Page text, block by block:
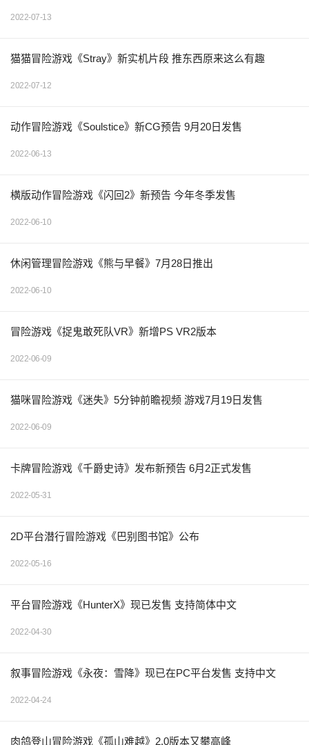
2022-07-13
猫猫冒险游戏《Stray》新实机片段 推东西原来这么有趣
2022-07-12
动作冒险游戏《Soulstice》新CG预告 9月20日发售
2022-06-13
横版动作冒险游戏《闪回2》新预告 今年冬季发售
2022-06-10
休闲管理冒险游戏《熊与早餐》7月28日推出
2022-06-10
冒险游戏《捉鬼敢死队VR》新增PS VR2版本
2022-06-09
猫咪冒险游戏《迷失》5分钟前瞻视频 游戏7月19日发售
2022-06-09
卡牌冒险游戏《千爵史诗》发布新预告 6月2正式发售
2022-05-31
2D平台潜行冒险游戏《巴别图书馆》公布
2022-05-16
平台冒险游戏《HunterX》现已发售 支持简体中文
2022-04-30
叙事冒险游戏《永夜：雪降》现已在PC平台发售 支持中文
2022-04-24
肉鸽登山冒险游戏《孤山难越》2.0版本又攀高峰